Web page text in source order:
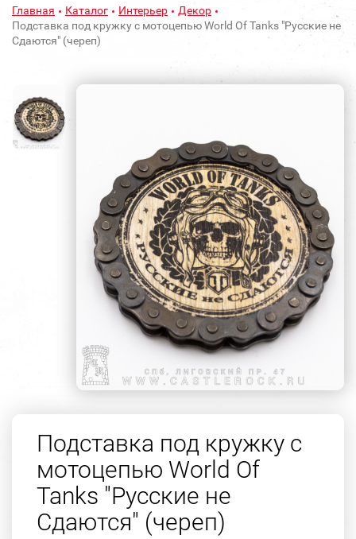
Главная Каталог Интерьер
Декор
Подставка под кружку с мотоцепью World Of Tanks "Русские не
Сдаются" (череп)
Подставка под кружку с
мотоцепью World Of
Tanks "Русские не
Сдаются" (череп)